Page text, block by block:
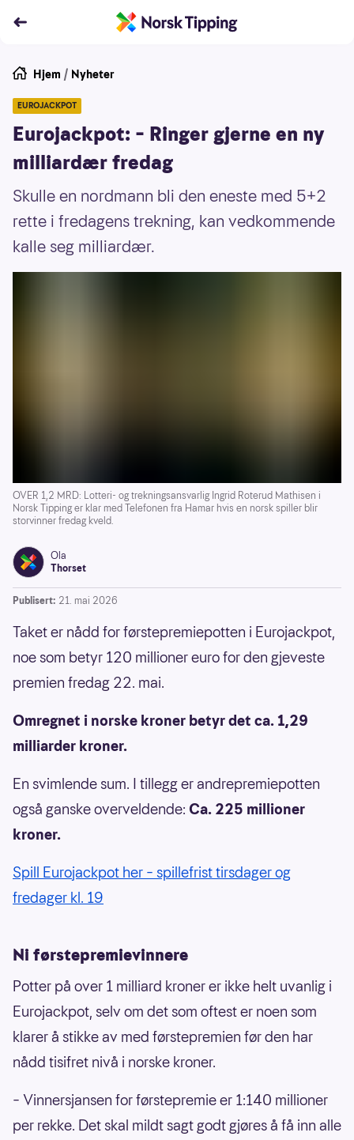
Hjem / Nyheter
EUROJACKPOT
Eurojackpot: – Ringer gjerne en ny
milliardær fredag
Skulle en nordmann bli den eneste med 5+2
rette i fredagens trekning, kan vedkommende
kalle seg milliardær.
OVER 1,2 MRD: Lotteri- og trekningsansvarlig Ingrid Roterud Mathisen i
Norsk Tipping er klar med Telefonen fra Hamar hvis en norsk spiller blir
storvinner fredag kveld.
Ola
Thorset
Publisert: 21. mai 2026
Taket er nådd for førstepremiepotten i Eurojackpot,
noe som betyr 120 millioner euro for den gjeveste
premien fredag 22. mai.
Omregnet i norske kroner betyr det ca. 1,29
milliarder kroner.
En svimlende sum. I tillegg er andrepremiepotten
også ganske overveldende: Ca. 225 millioner
kroner.
Spill Eurojackpot her – spillefrist tirsdager og
fredager kl. 19
Ni førstepremievinnere
Potter på over 1 milliard kroner er ikke helt uvanlig i
Eurojackpot, selv om det som oftest er noen som
klarer å stikke av med førstepremien før den har
nådd tisifret nivå i norske kroner.
– Vinnersjansen for førstepremie er 1:140 millioner
per rekke. Det skal mildt sagt godt gjøres å få inn alle